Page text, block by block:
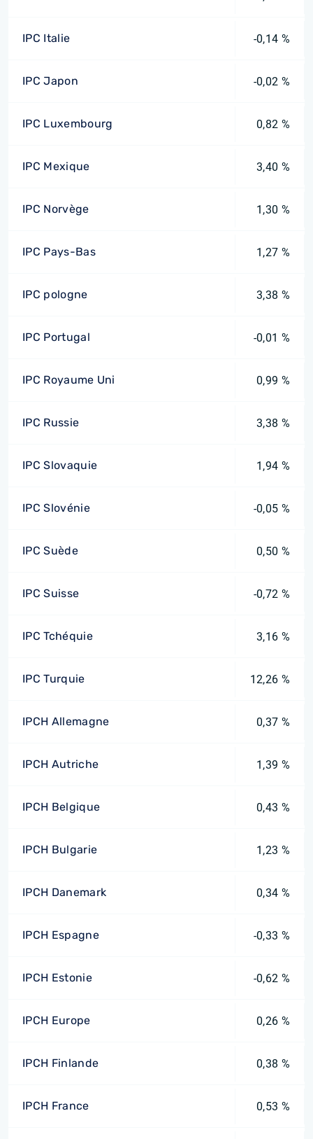
IPC Italie -0,14 %
IPC Japon -0,02 %
IPC Luxembourg 0,82 %
IPC Mexique 3,40 %
IPC Norvège 1,30 %
IPC Pays-Bas 1,27 %
IPC pologne 3,38 %
IPC Portugal -0,01 %
IPC Royaume Uni 0,99 %
IPC Russie 3,38 %
IPC Slovaquie 1,94 %
IPC Slovénie -0,05 %
IPC Suède 0,50 %
IPC Suisse -0,72 %
IPC Tchéquie 3,16 %
IPC Turquie 12,26 %
IPCH Allemagne 0,37 %
IPCH Autriche 1,39 %
IPCH Belgique 0,43 %
IPCH Bulgarie 1,23 %
IPCH Danemark 0,34 %
IPCH Espagne -0,33 %
IPCH Estonie -0,62 %
IPCH Europe 0,26 %
IPCH Finlande 0,38 %
IPCH France 0,53 %